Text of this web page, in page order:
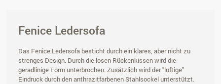
Fenice Ledersofa
Das Fenice Ledersofa besticht durch ein klares, aber nicht zu
strenges Design. Durch die losen Rückenkissen wird die
geradlinige Form unterbrochen. Zusätzlich wird der "luftige"
Eindruck durch den anthrazitfarbenen Stahlsockel unterstützt.